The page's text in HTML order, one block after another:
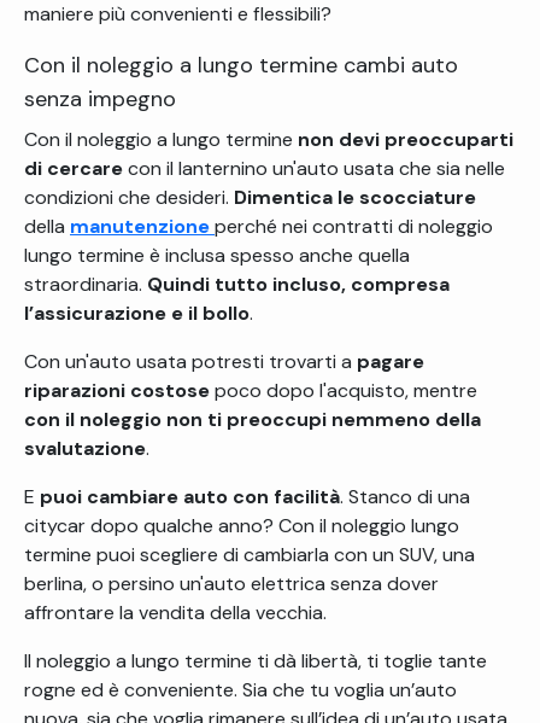
maniere più convenienti e flessibili?
Con il noleggio a lungo termine cambi auto
senza impegno
Con il noleggio a lungo termine non devi preoccuparti
di cercarecon il lanternino un'auto usata che sia nelle
condizioni che desideri. Dimentica le scocciature
della manutenzioneperché nei contratti di noleggio
lungo termine è inclusa spesso anche quella
straordinaria. Quindi tutto incluso, compresa
l’assicurazione e il bollo.
Con un'auto usata potresti trovarti a pagare
riparazioni costosepoco dopo l'acquisto, mentre
con il noleggio non ti preoccupi nemmeno della
svalutazione.
E puoi cambiare auto con facilità. Stanco di una
citycar dopo qualche anno? Con il noleggio lungo
termine puoi scegliere di cambiarla con un SUV, una
berlina, o persino un'auto elettrica senza dover
affrontare la vendita della vecchia.
Il noleggio a lungo termine ti dà libertà, ti toglie tante
rogne ed è conveniente. Sia che tu voglia un’auto